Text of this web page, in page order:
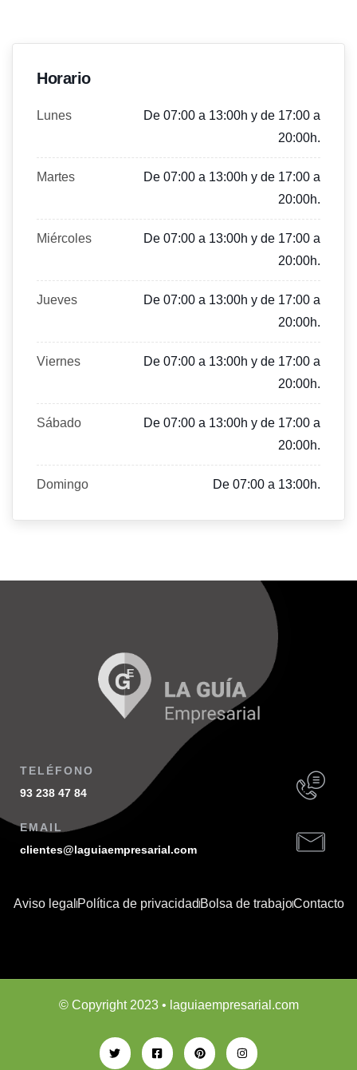
Horario
Lunes
De 07:00 a 13:00h y de 17:00 a
20:00h.
Martes
De 07:00 a 13:00h y de 17:00 a
20:00h.
Miércoles
De 07:00 a 13:00h y de 17:00 a
20:00h.
Jueves
De 07:00 a 13:00h y de 17:00 a
20:00h.
Viernes
De 07:00 a 13:00h y de 17:00 a
20:00h.
Sábado
De 07:00 a 13:00h y de 17:00 a
20:00h.
Domingo De 07:00 a 13:00h.
TELÉFONO
93 238 47 84
EMAIL
clientes@laguiaempresarial.com
Aviso legal Política de privacidadBolsa de trabajoContacto
© Copyright 2023 • laguiaempresarial.com